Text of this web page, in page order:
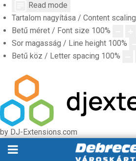
Read mode
Tartalom nagyítása / Content scaling
Betű méret / Font size 100%
Sor magasság / Line height 100%
Betű köz / Letter spacing 100%
by DJ-Extensions.com